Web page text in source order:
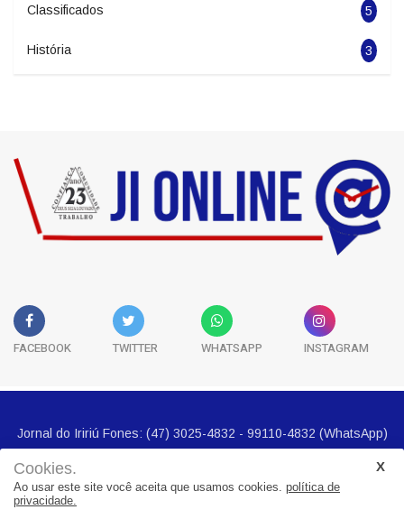
Cookies.
Ao usar este site você aceita que usamos cookies. política de
privacidade.
Politica 1966
Esportes 5681
FACEBOOK TWITTER WHATSAPP INSTAGRAM
Jornal do Iririú Fones: (47) 3025-4832 - 99110-4832 (WhatsApp)